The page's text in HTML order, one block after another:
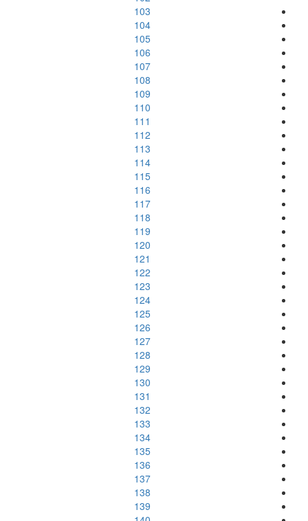
103
104
105
106
107
108
109
110
111
112
113
114
115
116
117
118
119
120
121
122
123
124
125
126
127
128
129
130
131
132
133
134
135
136
137
138
139